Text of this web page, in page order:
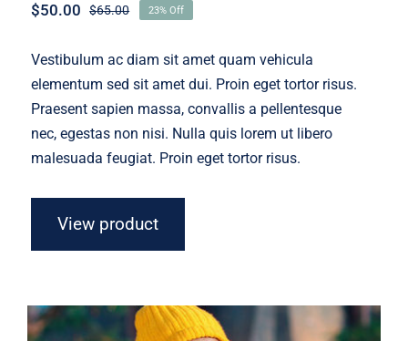
$65.00Original
was:
$50.00
Current
is:
23% Off
Vestibulum ac diam sit amet quam vehicula
elementum sed sit amet dui. Proin eget tortor risus.
Praesent sapien massa, convallis a pellentesque
nec, egestas non nisi. Nulla quis lorem ut libero
malesuada feugiat. Proin eget tortor risus.
View product